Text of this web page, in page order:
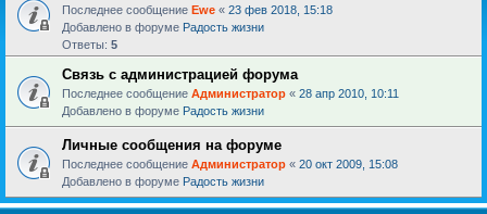
Последнее сообщение Ewe « 23 фев 2018, 15:18
Добавлено в форуме Радость жизни
Ответы: 5
Связь с администрацией форума
Последнее сообщение Администратор « 28 апр 2010, 10:11
Добавлено в форуме Радость жизни
Личные сообщения на форуме
Последнее сообщение Администратор « 20 окт 2009, 15:08
Добавлено в форуме Радость жизни